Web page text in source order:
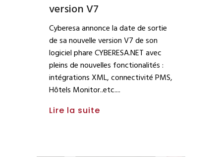
version V7
Cyberesa annonce la date de sortie
de sa nouvelle version V7 de son
logiciel phare CYBERESA.NET avec
pleins de nouvelles fonctionalités :
intégrations XML, connectivité PMS,
Hôtels Monitor..etc.
Lire la suite